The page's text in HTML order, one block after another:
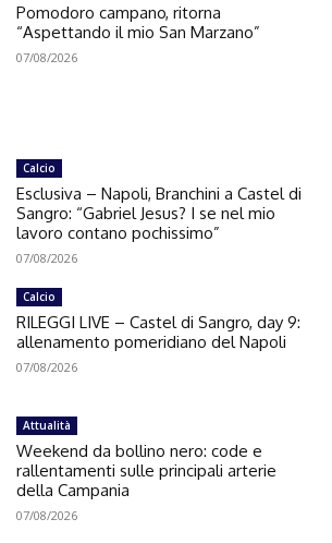
Pomodoro campano, ritorna
“Aspettando il mio San Marzano”
07/08/2026
Calcio
Esclusiva – Napoli, Branchini a Castel di
Sangro: “Gabriel Jesus? I se nel mio
lavoro contano pochissimo”
07/08/2026
Calcio
RILEGGI LIVE – Castel di Sangro, day 9:
allenamento pomeridiano del Napoli
07/08/2026
Attualità
Weekend da bollino nero: code e
rallentamenti sulle principali arterie
della Campania
07/08/2026